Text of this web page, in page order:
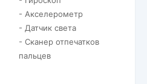
- Акселерометр
- Датчик света
- Сканер отпечатков
пальцев